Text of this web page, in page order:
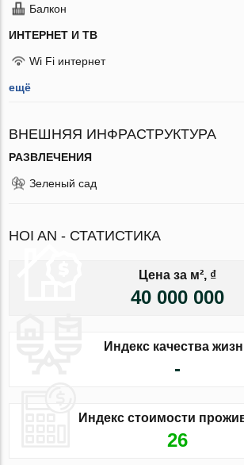
Балкон
ИНТЕРНЕТ И ТВ
Wi Fi интернет
ещё
ВНЕШНЯЯ ИНФРАСТРУКТУРА
РАЗВЛЕЧЕНИЯ
Зеленый сад
HOI AN - СТАТИСТИКА
Цена за м², ₫
40 000 000
Индекс качества
-
Индекс стоимости
26